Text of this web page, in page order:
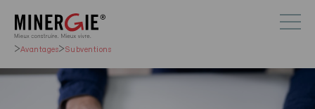
Avantages Subventions